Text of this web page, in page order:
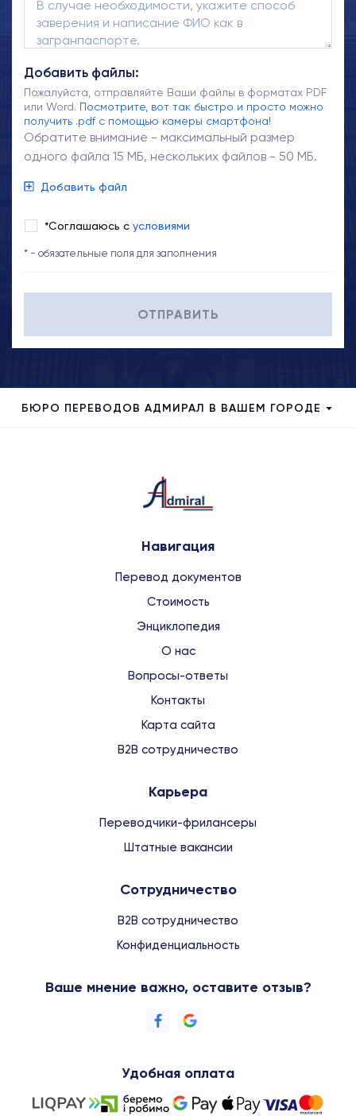
Добавить файлы:
Пожалуйста, отправляйте Ваши файлы в форматах PDF
или Word. Посмотрите, вот так быстро и просто можно
получить .pdf с помощью камеры смартфона!
Обратите внимание - максимальный размер
одного файла 15 МБ, нескольких файлов - 50 МБ.
Добавить файл
*Соглашаюсь с условиями
* - обязательные поля для заполнения
ОТПРАВИТЬ
БЮРО ПЕРЕВОДОВ АДМИРАЛ В ВАШЕМ ГОРОДЕ
Навигация
Перевод документов
Стоимость
Энциклопедия
О нас
Вопросы-ответы
Контакты
Карта сайта
B2B сотрудничество
Карьера
Переводчики-фрилансеры
Штатные вакансии
Сотрудничество
B2B сотрудничество
Конфиденциальность
Ваше мнение важно, оставите отзыв?
Удобная оплата